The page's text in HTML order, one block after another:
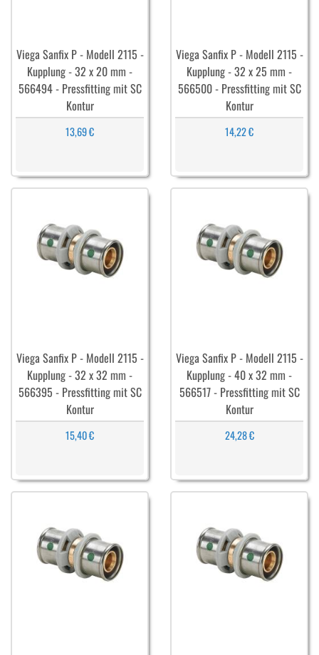
Viega Sanfix P - Modell 2115 -
Kupplung - 32 x 20 mm -
566494 - Pressfitting mit SC
Kontur
13,69 €
Viega Sanfix P - Modell 2115 -
Kupplung - 32 x 25 mm -
566500 - Pressfitting mit SC
Kontur
14,22 €
Viega Sanfix P - Modell 2115 -
Kupplung - 32 x 32 mm -
566395 - Pressfitting mit SC
Kontur
15,40 €
Viega Sanfix P - Modell 2115 -
Kupplung - 40 x 32 mm -
566517 - Pressfitting mit SC
Kontur
24,28 €